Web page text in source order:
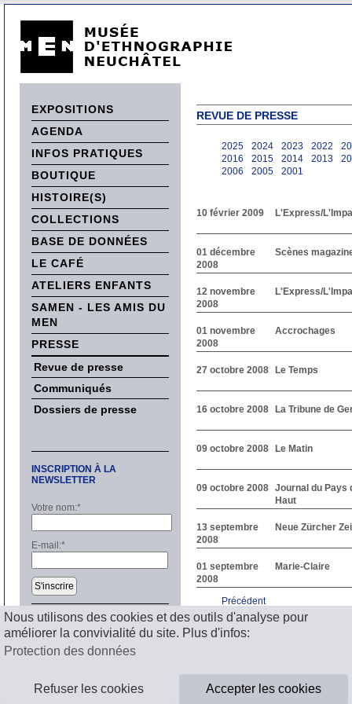
Nous utilisons des cookies et des outils d'analyse pour
améliorer la convivialité du site. Plus d'infos:
Protection des données
Refuser les cookies Accepter les cookies
EXPOSITIONS
AGENDA
INFOS PRATIQUES
BOUTIQUE
HISTOIRE(S)
COLLECTIONS
BASE DE DONNÉES
LE CAFÉ
ATELIERS ENFANTS
SAMEN - LES AMIS DU
MEN
PRESSE
Revue de presse
Communiqués
Dossiers de presse
INSCRIPTION À LA
NEWSLETTER
Votre nom:*
E-mail:*
S'inscrire
REVUE DE PRESSE
2025 2024 2023 2022
2016
2015 2014 2013
2006
2005 2001
10 février 2009 L'Express/
01 décembre
2008
Scènes
12 novembre
2008
L'Express/
01 novembre
2008
Accrochages
27 octobre 2008 Le Temps
16 octobre 2008 La Tribune de
09 octobre 2008 Le Matin
09 octobre 2008 Journal du Pays
Haut
13 septembre
2008
Neue Zürcher
01 septembre
2008
Marie-Claire
Précédent
1
2 3 4 5 6 7
Suivant